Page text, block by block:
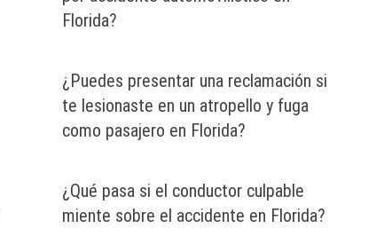
Florida?
¿Puedes presentar una reclamación si
te lesionaste en un atropello y fuga
como pasajero en Florida?
¿Qué pasa si el conductor culpable
miente sobre el accidente en Florida?